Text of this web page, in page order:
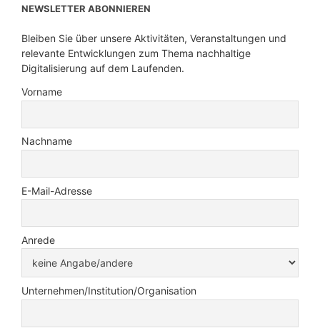
NEWSLETTER ABONNIEREN
Bleiben Sie über unsere Aktivitäten, Veranstaltungen und
relevante Entwicklungen zum Thema nachhaltige
Digitalisierung auf dem Laufenden.
Vorname
Nachname
E-Mail-Adresse
Anrede
Unternehmen/Institution/Organisation